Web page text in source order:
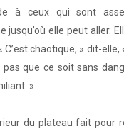
à ceux qui sont
jusqu’où elle peut aller.
C’est chaotique, » dit-elle,
pas que ce soit sans
»
du plateau fait pour